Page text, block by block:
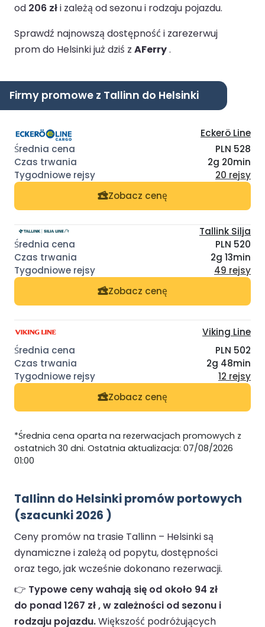
od 206 złi zależą od sezonu i rodzaju pojazdu.
Sprawdź najnowszą dostępność i zarezerwuj
prom do Helsinki już dziś z AFerry.
Firmy promowe z Tallinn do Helsinki
Eckerö Line
PLN 528
2g 20min
20 rejsy
Zobacz cenę
Tallink Silja
PLN 520
2g 13min
49 rejsy
Zobacz cenę
Viking Line
PLN 502
2g 48min
12 rejsy
Zobacz cenę
*Średnia cena oparta na rezerwacjach promowych z
ostatnich 30 dni. Ostatnia aktualizacja: 07/08/2026
01:00
Tallinn do Helsinki promów portowych
(szacunki 2026 )
Ceny promów na trasie Tallinn – Helsinki są
dynamiczne i zależą od popytu, dostępności
oraz tego, jak wcześnie dokonano rezerwacji.
👉 Typowe ceny wahają się od około 94 zł
do ponad 1267 zł , w zależności od sezonu i
rodzaju pojazdu.Większość podróżujących